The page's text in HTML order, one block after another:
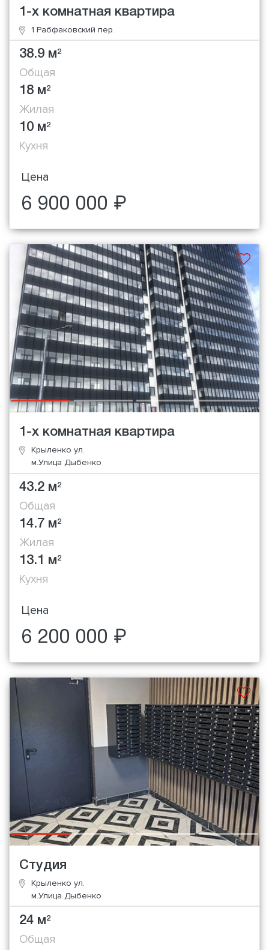
1-х комнатная квартира
1 Рабфаковский пер.
38.9 м2
Общая
18 м2
Жилая
10 м2
Кухня
Цена
6 900 000 ₽
1-х комнатная квартира
Крыленко ул.
м.Улица Дыбенко
43.2 м2
Общая
14.7 м2
Жилая
13.1 м2
Кухня
Цена
6 200 000 ₽
Студия
Крыленко ул.
м.Улица Дыбенко
24 м2
Общая